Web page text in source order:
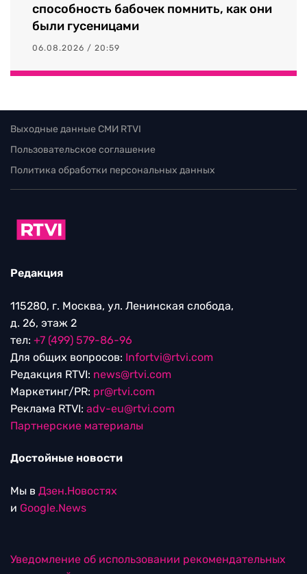
способность бабочек помнить, как они
были гусеницами
06.08.2026 / 20:59
Выходные данные СМИ RTVI
Пользовательское соглашение
Политика обработки персональных данных
Редакция
115280, г. Москва, ул. Ленинская слобода,
д. 26, этаж 2
тел: +7 (499) 579-86-96
Для общих вопросов: Infortvi@rtvi.com
Редакция RTVI: news@rtvi.com
Маркетинг/PR: pr@rtvi.com
Реклама RTVI: adv-eu@rtvi.com
Партнерские материалы
Достойные новости
Мы в Дзен.Новостях
и Google.News
Уведомление об использовании рекомендательных